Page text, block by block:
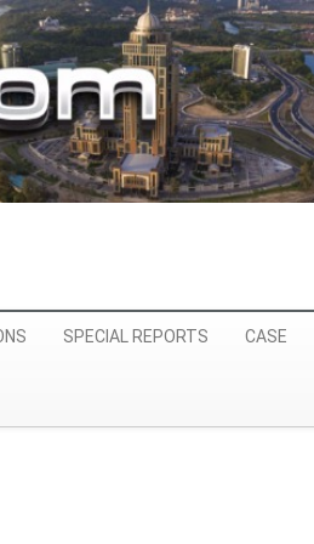
SPECIAL REPORTS CASE